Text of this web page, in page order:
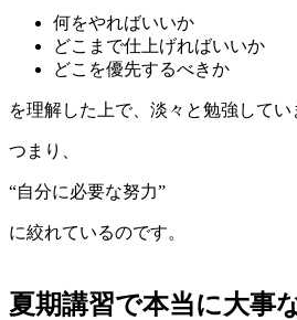
何をやればいいか
どこまで仕上げればいいか
どこを優先するべきか
を理解した上で、淡々と勉強してい
つまり、
“自分に必要な努力”
に絞れているのです。
夏期講習で本当に大事